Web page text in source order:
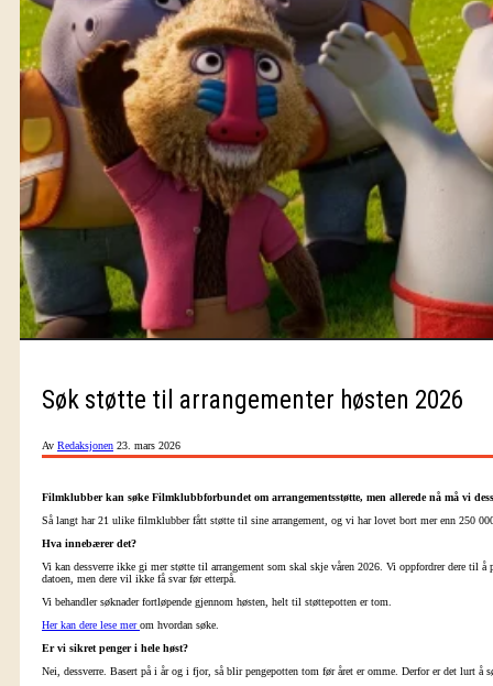
Søk støtte til arrangementer høsten 2026
Av Redaksjonen 23. mars 2026
Filmklubber kan søke Filmklubbforbundet om arrangementsstøtte, men allerede nå må vi
Så langt har 21 ulike filmklubber fått støtte til sine arrangement, og vi har lovet bort mer enn 250
Hva innebærer det?
Vi kan dessverre ikke gi mer støtte til arrangement som skal skje våren 2026. Vi oppfordrer dere til å
datoen, men dere vil ikke få svar før etterpå.
Vi behandler søknader fortløpende gjennom høsten, helt til støttepotten er tom.
Her kan dere lese merom hvordan søke.
Er vi sikret penger i hele høst?
Nei, dessverre. Basert på i år og i fjor, så blir pengepotten tom før året er omme. Derfor er det lurt å